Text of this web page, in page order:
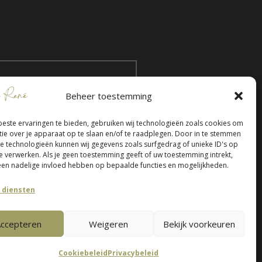
Beheer toestemming
ervaringen te bieden, gebruiken wij technologieën zoals cookies om
over je apparaat op te slaan en/of te raadplegen. Door in te stemmen
technologieën kunnen wij gegevens zoals surfgedrag of unieke ID's op
verwerken. Als je geen toestemming geeft of uw toestemming intrekt,
nadelige invloed hebben op bepaalde functies en mogelijkheden.
diensten
Weigeren Bekijk voorkeuren
CookiebeleidPrivacybeleid
0134 2352 23
93534213
Instellingen